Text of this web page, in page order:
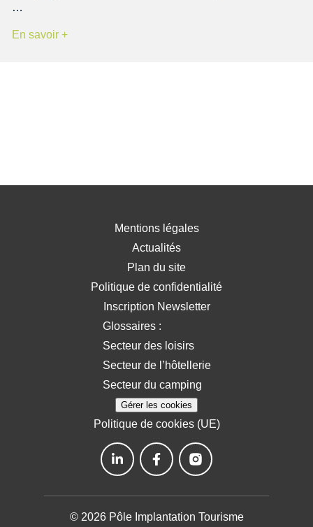
…
En savoir +
Mentions légales
Actualités
Plan du site
Politique de confidentialité
Inscription Newsletter
Glossaires :
Secteur des loisirs
Secteur de l’hôtellerie
Secteur du camping
Gérer les cookies
Politique de cookies (UE)
© 2026 Pôle Implantation Tourisme